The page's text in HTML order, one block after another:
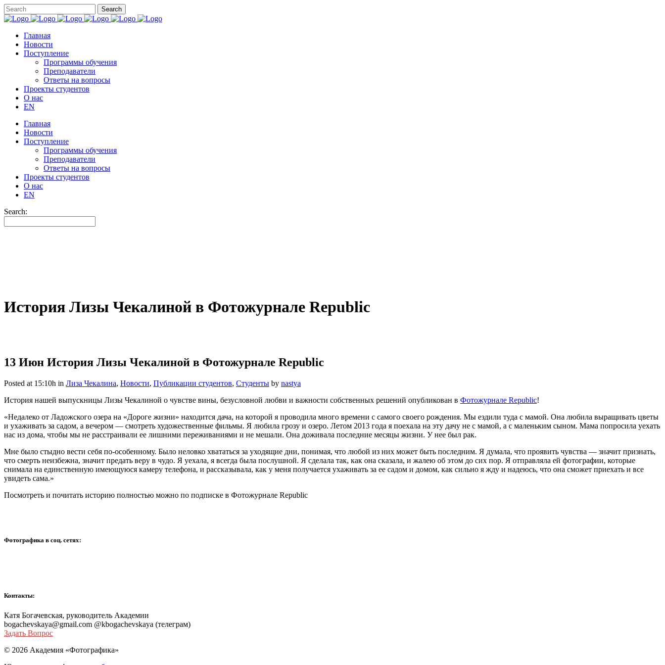
Главная
Новости
Поступление
Программы обучения
Преподаватели
Ответы на вопросы
Проекты студентов
О нас
EN
Главная
Новости
Поступление
Программы обучения
Преподаватели
Ответы на вопросы
Проекты студентов
О нас
EN
Search:
История Лизы Чекалиной в Фотожурнале Republic
13 Июн История Лизы Чекалиной в Фотожурнале Republic
Posted at 15:10h in Лиза Чекалина, Новости, Публикации студентов, Студенты by nastya
История нашей выпускницы Лизы Чекалиной о чувстве вины, безусловной любви и важности собственных решений опубликован в Фотожурнале Republic!
«Недалеко от Ладожского озера на «Дороге жизни» находится дача, на которой я проводила много времени с самого своего рождения. Мы ездили туда с мамой. Она любила выращивать цветы
и ухаживать за садом, а вечером — смотреть художественные фильмы. Я любила грозу и озеро. Летом 2013 года я поехала на эту дачу не с мамой, а с маленьким сыном. Мама попросила уехать
нас из дома, чтобы мы не расстраивали ее лишними переживаниями и не мешали. Она доживала последние месяцы жизни. У нее был рак.
Мне было стыдно вести себя по-особенному. Было неловко хвататься за уходящие дни, понимая, что любой из них может быть последним. Я думала, что проявить чувства — значит признать,
что смерть неизбежна, значит предать веру в чудо. Я уехала, я всегда была послушной. Я сделала так, как она сказала, и жалею об этом до сих пор. Я отправляла ей фотографии, которые
снимала на единственную имеющуюся камеру телефона, и рассказывала, как у меня получается ухаживать за ее садом и домом, как сильно я жду и надеюсь, что она сможет приехать и все
увидеть сама.»
Посмотреть и почитать историю полностью можно по подписке в Фотожурнале Republic
Фотографика в соц. сетях:
Контакты:
Катя Богачевская, руководитель Академии
bogachevskaya@gmail.com @kbogachevskaya (телеграм)
Задать Вопрос
© 2026 Академия «Фотографика»